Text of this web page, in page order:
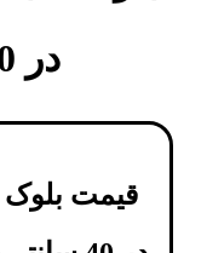
در 40 سانتی‌متر